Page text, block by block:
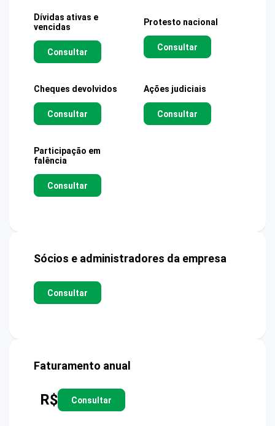
Dívidas ativas e
vencidas
Consultar
Protesto nacional
Consultar
Cheques devolvidos
Consultar
Ações judiciais
Consultar
Participação em
falência
Consultar
Sócios e administradores da empresa
Consultar
Faturamento anual
R$ Consultar